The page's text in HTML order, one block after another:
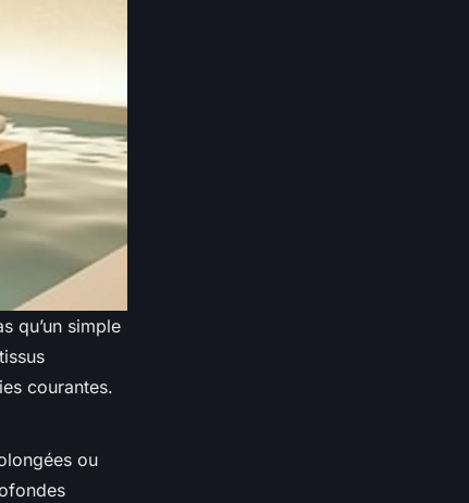
qu’un simple
courantes.
ou